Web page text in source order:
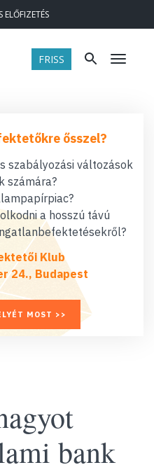
ELŐFIZETÉS
FRISS Menü
ősszel?
szabályozási változások
számára?
a hosszú távú
Klub
24., Budapest
MOST >>
bank